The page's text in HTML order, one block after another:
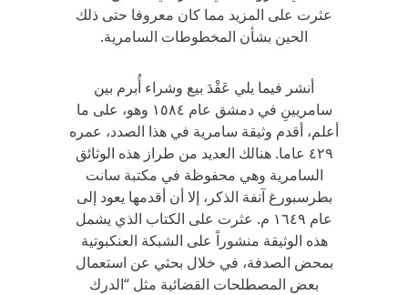
عثرت على المزيد مما كان معروفا حتى ذلك
الحين بشأن المخطوطات السامرية.
أنشر فيما يلي عَقْدَ بيع وشراء أُبرم بين
سامريينِ في دمشق عام ١٥٨٤ وهو، على ما
أعلم، أقدم وثيقة سامرية في هذا الصدد، عمره
٤٢٩ عاما. هنالك العديد من طراز هذه الوثائق
السامرية وهي محفوظة في مكتبة سانت
بطرسبورغ آنفة الذكر، إلا أن أقدمها يعود إلى
عام ١٦٤٩ م. عثرت على الكتاب الذي يشمل
هذه الوثيقة منشوراً على الشبكة العنكبوتية
بمحض الصدفة، في خلال بحثي عن استعمال
بعض المصطلحات القضائية مثل “الدرك